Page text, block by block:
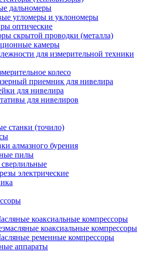
дальномеры
угломеры и уклономеры
оптические
скрытой проводки (металла)
камеры
для измерительной техники
колесо
приемник для нивелира
для нивелира
для нивелиров
станки (точило)
алмазного бурения
пилы
электрические
коаксиальные компрессоры
коаксиальные компрессоры
ременные компрессоры
аппараты